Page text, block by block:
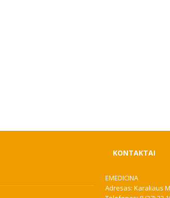
KONTAKTAI
EMEDICINA
Adresas: Karaliaus